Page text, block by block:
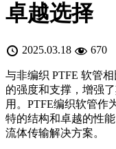
卓越选择
2025.03.18 670
与非编织 PTFE 软管
的强度和支撑，增强
用。PTFE编织软管作
特的结构和卓越的性
流体传输解决方案。